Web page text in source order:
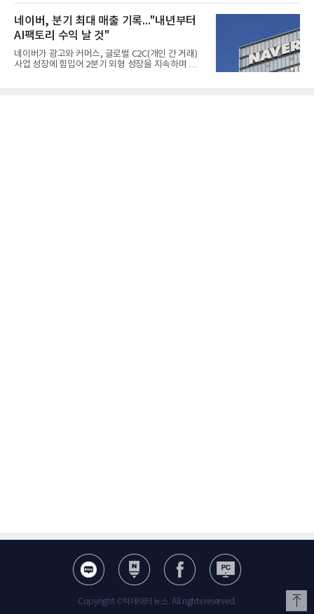
성이 개선됐다.금호석유
본격적인 시장 공략에 나선다.HD하이드로젠은 최근
한국전기안전공사(KESCO)로부터 SOFC 발전설비
‘HD250’과 ‘HD300’, 제조시설에 대한 사용전검사를
완료하고 제품 양산체계 구축했다고 밝혔다.HD250
과 HD300은 각각 249kW급과 285kW급의 중소형 발
전용 SOFC 제품이다. 이번 검사를 통해 HD하이드로
젠은 제품과 제조시설의 전기설비 안전성과 적합성을
네이버, 분기 최대 매출 기록..."내년부터
AI팩토리 수익 날 것"
네이버가 광고와 커머스, 글로벌 C2C(개인 간 거래)
사업 성장에 힘입어 2분기 외형 성장을 지속하며 역대
Copyright ©빅데이터뉴스. All rights reserved.